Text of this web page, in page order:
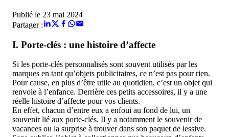
Publié le 23 mai 2024
Partager :
I. Porte-clés : une histoire d’affecte
Si les porte-clés personnalisés sont souvent utilisés par les
marques en tant qu’objets publicitaires, ce n’est pas pour rien.
Pour cause, en plus d’être utile au quotidien, c’est un objet qui
renvoie à l’enfance. Derrière ces petits accessoires, il y a une
réelle histoire d’affecte pour vos clients.
En effet, chacun d’entre eux a enfoui au fond de lui, un
souvenir lié aux porte-clés. Il y a notamment le souvenir de
vacances ou la surprise à trouver dans son paquet de lessive.